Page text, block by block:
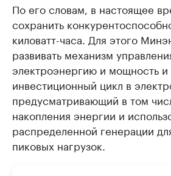
По его словам, в настоящее
сохранить
киловатт-часа. Для этого
развивать механизм
электроэнергию и мощность и
инвестиционный цикл в
предусматривающий в том
накопления энергии и
распределенной генерации
пиковых нагрузок.